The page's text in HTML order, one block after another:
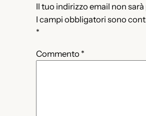
Il tuo indirizzo email non
I campi obbligatori sono
*
Commento *